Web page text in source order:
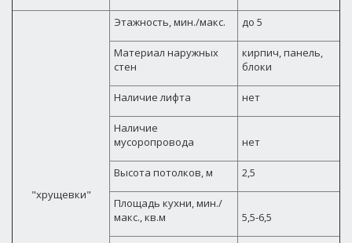
"хрущевки"
Этажность, мин./макс. до 5
Материал наружных
стен
кирпич, панель,
блоки
Наличие лифта нет
Наличие
мусоропровода
нет
Высота потолков, м 2,5
Площадь кухни, мин./
макс., кв.м
5,5-6,5